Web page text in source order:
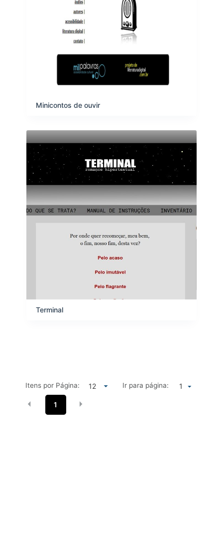
Minicontos de ouvir
Terminal
Itens por Página: Ir para página: 1
1